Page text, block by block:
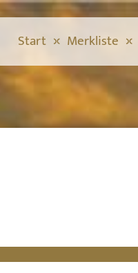
Start Merkliste